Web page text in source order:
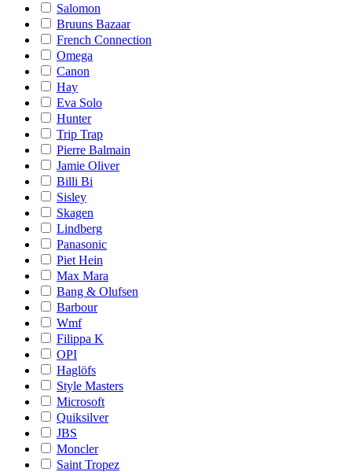
Salomon
Bruuns Bazaar
French Connection
Omega
Canon
Hay
Eva Solo
Hunter
Trip Trap
Pierre Balmain
Jamie Oliver
Billi Bi
Sisley
Skagen
Lindberg
Panasonic
Piet Hein
Max Mara
Bang & Olufsen
Barbour
Wmf
Filippa K
OPI
Haglöfs
Style Masters
Microsoft
Quiksilver
JBS
Moncler
Saint Tropez